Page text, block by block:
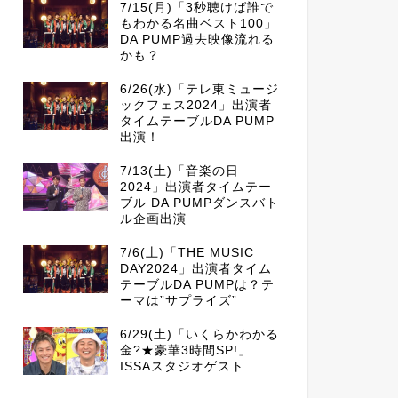
7/15(月)「3秒聴けば誰で
もわかる名曲ベスト100」
DA PUMP過去映像流れる
かも？
6/26(水)「テレ東ミュージ
ックフェス2024」出演者
タイムテーブルDA PUMP
出演！
7/13(土)「音楽の日
2024」出演者タイムテー
ブル DA PUMPダンスバト
ル企画出演
7/6(土)「THE MUSIC
DAY2024」出演者タイム
テーブルDA PUMPは？テ
ーマは”サプライズ”
6/29(土)「いくらかわかる
金?★豪華3時間SP!」
ISSAスタジオゲスト